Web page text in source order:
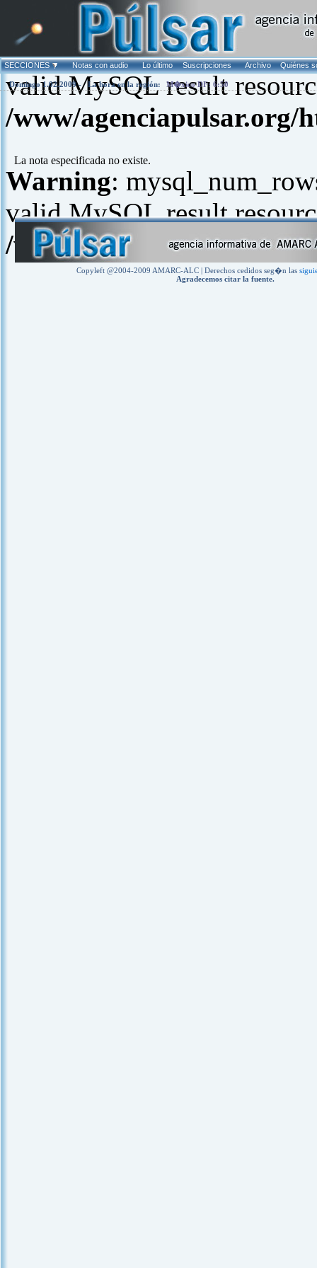
Warning:
valid MySQL result
/www/agenciapulsar.org/
Warning:
valid MySQL result
/www/agenciapulsar.org/
SECCIONES Notas con audio Lo último Suscripciones Archivo Quiénes
Domingo 1.02.2009 - La hora en la región: M�xico DF: 6:50
La nota especificada no existe.
Copyleft @2004-2009 AMARC-ALC | Derechos cedidos seg�n las
Agradecemos citar la fuente.